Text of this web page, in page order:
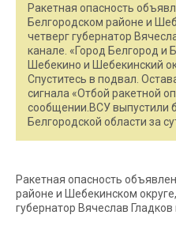
Ракетная опасность
Белгородском районе и
четверг губернатор
канале. «Город Белгород и
Шебекино и Шебекинский
Спуститесь в подвал.
сигнала «Отбой ракетной
сообщении.ВСУ выпустили
Белгородской области за
Ракетная опасность
районе и Шебекинском
губернатор Вячеслав